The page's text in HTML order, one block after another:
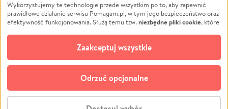
Pomoc Finansowa
Projekty
Pogrzeb
Społeczność lokalna
Kultura
Edukacja
Podróż
Impreza
Ochrona środowiska
Biznes
© CROWDING SP. Z O.O.
Wykorzystujemy te technologie przede wszystkim po to, aby zapewnić
prawidłowe działanie serwisu Pomagam.pl, w tym jego bezpieczeństwo oraz
efektywność funkcjonowania. Służą temu tzw.niezbędne pliki cookie, które
opcjonalnych plików cookie
technologii do celów analitycznych i retargetingowych. Możesz wyrazić
zgodę na ich stosowanie lub jej odmówić. W dowolnym momencie masz
możliwość zmiany swoich preferencji na stronie „Zarządzaj zgodami cookie”,
do której link znajdziesz w stopce serwisu Pomagam.pl. Opcjonalne pliki
cookie wykorzystywane są w następujących celach:
Odrzuć opcjonalne
Zaakceptuj wszystkie